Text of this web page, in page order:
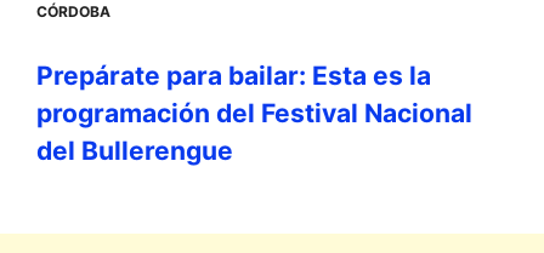
CÓRDOBA
Prepárate para bailar: Esta es la
programación del Festival Nacional
del Bullerengue